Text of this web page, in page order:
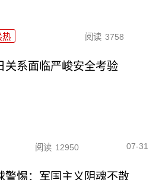
热 阅读 3758
关系面临严峻安全考验
阅读 12950 07-31
警惕：军国主义阴魂不散